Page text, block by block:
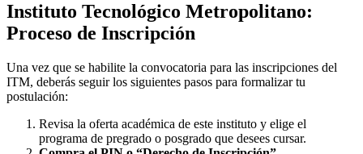
Instituto Tecnológico Metropolitano:
Proceso de Inscripción
Una vez que se habilite la convocatoria para las inscripciones del
ITM, deberás seguir los siguientes pasos para formalizar tu
postulación:
Revisa la oferta académica de este instituto y elige el
programa de pregrado o posgrado que desees cursar.